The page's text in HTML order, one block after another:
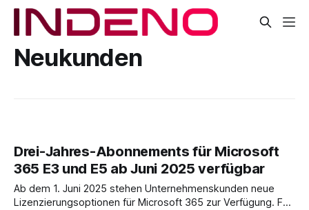
Neukunden
Drei-Jahres-Abonnements für Microsoft
365 E3 und E5 ab Juni 2025 verfügbar
Ab dem 1. Juni 2025 stehen Unternehmenskunden neue
Lizenzierungsoptionen für Microsoft 365 zur Verfügung. Für